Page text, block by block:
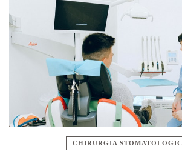
CHIRURGIA